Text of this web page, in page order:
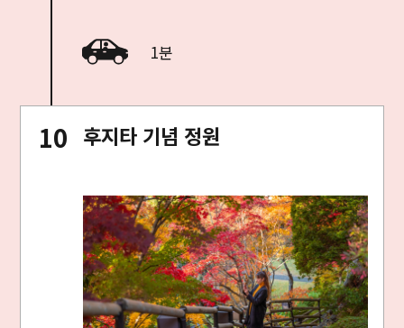
1분
후지타 기념 정원